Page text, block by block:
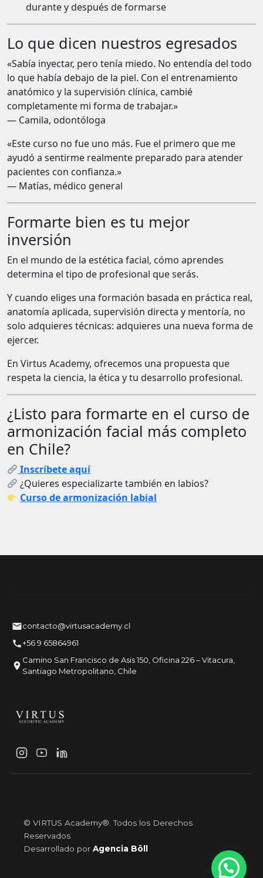
durante y después de formarse
Lo que dicen nuestros egresados
«Sabía inyectar, pero tenía miedo. No entendía del todo
lo que había debajo de la piel. Con el entrenamiento
anatómico y la supervisión clínica, cambié
completamente mi forma de trabajar.»
— Camila, odontóloga
«Este curso no fue uno más. Fue el primero que me
ayudó a sentirme realmente preparado para atender
pacientes con confianza.»
— Matías, médico general
Formarte bien es tu mejor
inversión
En el mundo de la estética facial, cómo aprendes
determina el tipo de profesional que serás.
Y cuando eliges una formación basada en práctica real,
anatomía aplicada, supervisión directa y mentoría, no
solo adquieres técnicas: adquieres una nueva forma de
ejercer.
En Virtus Academy, ofrecemos una propuesta que
respeta la ciencia, la ética y tu desarrollo profesional.
¿Listo para formarte en el curso de
armonización facial más completo
en Chile?
Inscríbete aquí
¿Quieres especializarte también en labios?
Curso de armonización labial
contacto@virtusacademy.cl
+56 9 65864961
Camino San Francisco de Asis 150, Oficina 226 – Vitacura,
Santiago Metropolitano, Chile
© VIRTUS Academy®. Todos los Derechos
Reservados
Desarrollado por Agencia Böll